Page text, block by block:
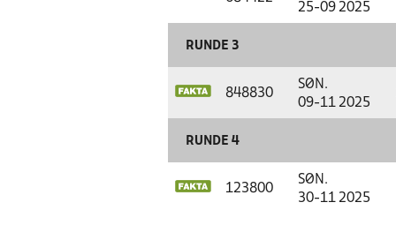
25-09 2025
RUNDE 3
848830
SØN.
09-11 2025
RUNDE 4
123800
SØN.
30-11 2025